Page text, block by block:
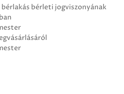
bérleti jogviszonyának
26.